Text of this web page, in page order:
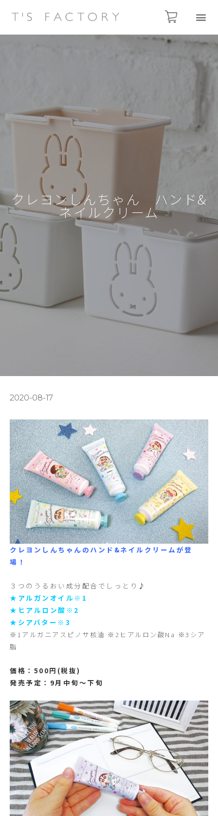
クレヨンしんちゃん ハンド&
ネイルクリーム
2020-08-17
クレヨンしんちゃんのハンド&ネイルクリームが登
場！
３つのうるおい成分配合でしっとり♪
★アルガンオイル※1
★ヒアルロン酸※2
★シアバター※3
※1アルガニアスピノサ核油 ※2ヒアルロン酸Na ※3シア
脂
価格：500円(税抜)
発売予定：9月中旬〜下旬